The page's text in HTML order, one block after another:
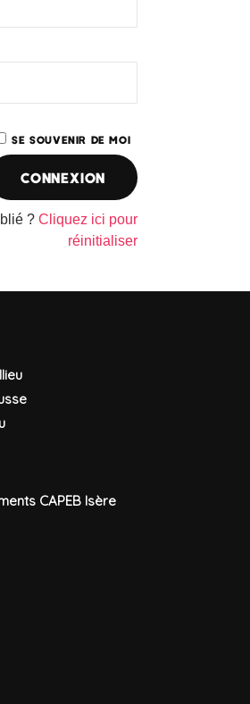
SE SOUVENIR DE MOI
?Cliquez ici pour
réinitialiser
CAPEB Isère